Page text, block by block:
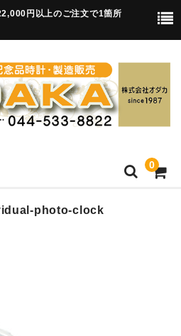
円以上のご注文で1箇所
0
ック(集合)
photo-clock